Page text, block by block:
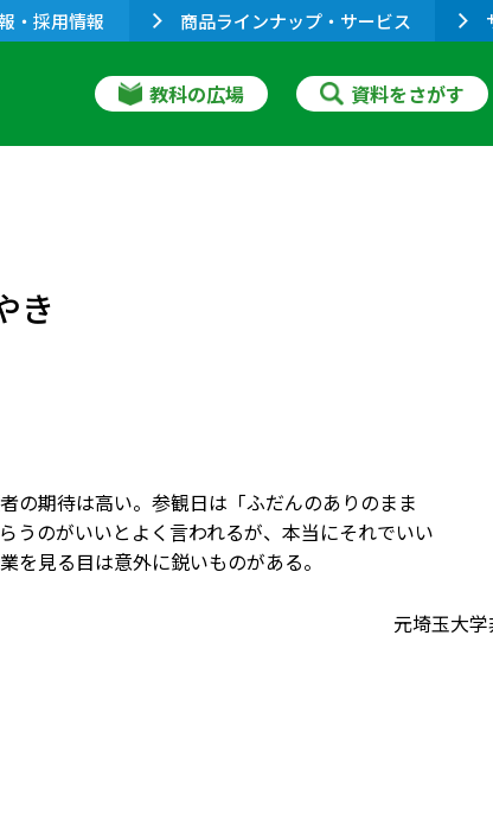
・採用情報 商品ラインナップ・サービス
教科の広場 資料をさがす
き
の期待は高い。参観日は「ふだんのありのまま
うのがいいとよく言われるが、本当にそれでいい
を見る目は意外に鋭いものがある。
元埼玉大